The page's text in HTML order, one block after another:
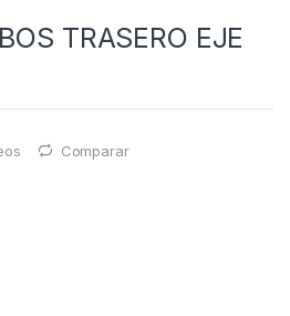
TRASERO EJE
Comparar